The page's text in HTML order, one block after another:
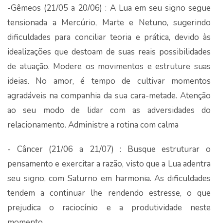
-Gêmeos (21/05 a 20/06) : A Lua em seu signo segue
tensionada a Mercúrio, Marte e Netuno, sugerindo
dificuldades para conciliar teoria e prática, devido às
idealizações que destoam de suas reais possibilidades
de atuação. Modere os movimentos e estruture suas
ideias. No amor, é tempo de cultivar momentos
agradáveis na companhia da sua cara-metade. Atenção
ao seu modo de lidar com as adversidades do
relacionamento. Administre a rotina com calma
- Câncer (21/06 a 21/07) : Busque estruturar o
pensamento e exercitar a razão, visto que a Lua adentra
seu signo, com Saturno em harmonia. As dificuldades
tendem a continuar lhe rendendo estresse, o que
prejudica o raciocínio e a produtividade neste